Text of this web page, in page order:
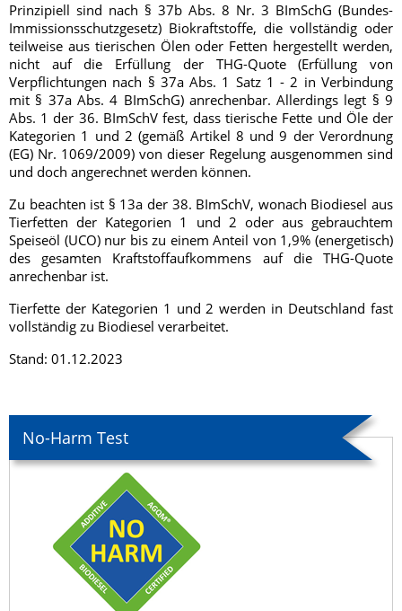
No-Harm Test
Prinzipiell sind nach § 37b Abs. 8 Nr. 3 BImSchG (Bundes-
Immissionsschutzgesetz) Biokraftstoffe, die vollständig oder
teilweise aus tierischen Ölen oder Fetten hergestellt werden,
nicht auf die Erfüllung der THG-Quote (Erfüllung von
Verpflichtungen nach § 37a Abs. 1 Satz 1 - 2 in Verbindung
mit § 37a Abs. 4 BImSchG) anrechenbar. Allerdings legt § 9
Abs. 1 der 36. BImSchV fest, dass tierische Fette und Öle der
Kategorien 1 und 2 (gemäß Artikel 8 und 9 der Verordnung
(EG) Nr. 1069/2009) von dieser Regelung ausgenommen sind
und doch angerechnet werden können.
Zu beachten ist § 13a der 38. BImSchV, wonach Biodiesel aus
Tierfetten der Kategorien 1 und 2 oder aus gebrauchtem
Speiseöl (UCO) nur bis zu einem Anteil von 1,9% (energetisch)
des gesamten Kraftstoffaufkommens auf die THG-Quote
anrechenbar ist.
Tierfette der Kategorien 1 und 2 werden in Deutschland fast
vollständig zu Biodiesel verarbeitet.
Stand: 01.12.2023